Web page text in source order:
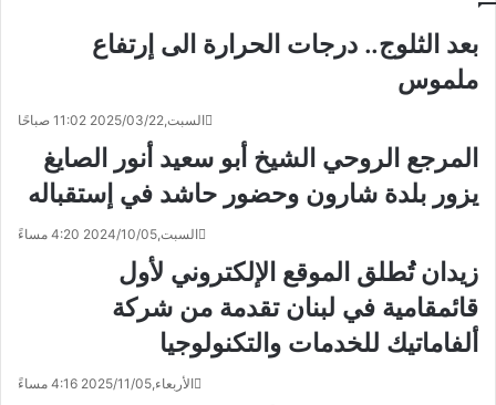
بعد الثلوج.. درجات الحرارة الى إرتفاع
ملموس
السبت,2025/03/22 11:02 صباحًا
المرجع الروحي الشيخ أبو سعيد أنور الصايغ
يزور بلدة شارون وحضور حاشد في إستقباله
السبت,2024/10/05 4:20 مساءً
زيدان تُطلق الموقع الإلكتروني لأول
قائمقامية في لبنان تقدمة من شركة
ألفاماتيك للخدمات والتكنولوجيا
الأربعاء,2025/11/05 4:16 مساءً